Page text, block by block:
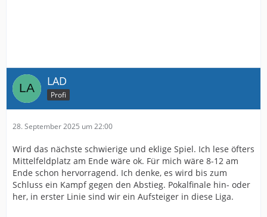
LAD
Profi
28. September 2025 um 22:00
Wird das nächste schwierige und eklige Spiel. Ich lese öfters
Mittelfeldplatz am Ende wäre ok. Für mich wäre 8-12 am
Ende schon hervorragend. Ich denke, es wird bis zum
Schluss ein Kampf gegen den Abstieg. Pokalfinale hin- oder
her, in erster Linie sind wir ein Aufsteiger in diese Liga.